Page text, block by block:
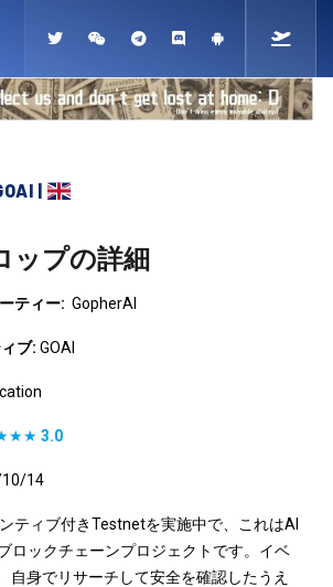
|
ップの詳細
ティー: GopherAI
ブ: GOAI
3.0
14
ティブ付きTestnetを実施中で、これはAI
ロックチェーンプロジェクトです。イベ
自身でリサーチして安全を確認したうえ